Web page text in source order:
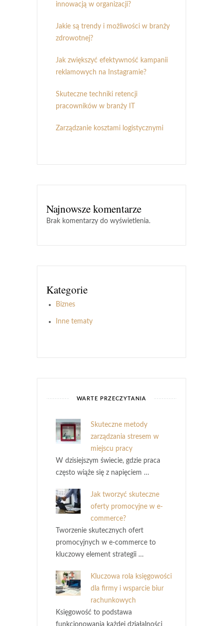
innowacją w organizacji?
Jakie są trendy i możliwości w branży
zdrowotnej?
Jak zwiększyć efektywność kampanii
reklamowych na Instagramie?
Skuteczne techniki retencji
pracowników w branży IT
Zarządzanie kosztami logistycznymi
Najnowsze komentarze
Brak komentarzy do wyświetlenia.
Kategorie
Biznes
Inne tematy
WARTE PRZECZYTANIA
Skuteczne metody
zarządzania stresem w
miejscu pracy
W dzisiejszym świecie, gdzie praca
często wiąże się z napięciem …
Jak tworzyć skuteczne
oferty promocyjne w e-
commerce?
Tworzenie skutecznych ofert
promocyjnych w e-commerce to
kluczowy element strategii …
Kluczowa rola księgowości
dla firmy i wsparcie biur
rachunkowych
Księgowość to podstawa
funkcjonowania każdej działalności